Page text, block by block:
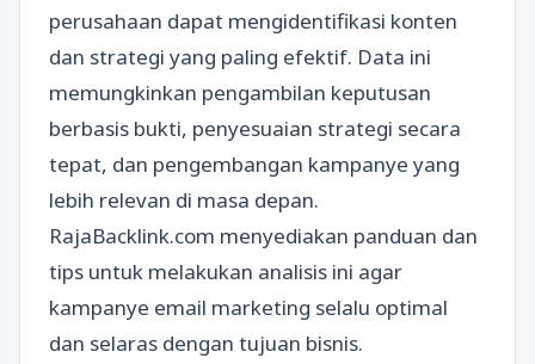
perusahaan dapat mengidentifikasi konten
dan strategi yang paling efektif. Data ini
memungkinkan pengambilan keputusan
berbasis bukti, penyesuaian strategi secara
tepat, dan pengembangan kampanye yang
lebih relevan di masa depan.
RajaBacklink.com menyediakan panduan dan
tips untuk melakukan analisis ini agar
kampanye email marketing selalu optimal
dan selaras dengan tujuan bisnis.